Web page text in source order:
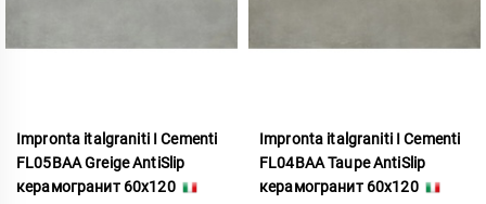
Impronta italgraniti I Cementi
FL05BAA Greige AntiSlip
керамогранит 60x120
Impronta italgraniti I Cementi
FL04BAA Taupe AntiSlip
керамогранит 60x120